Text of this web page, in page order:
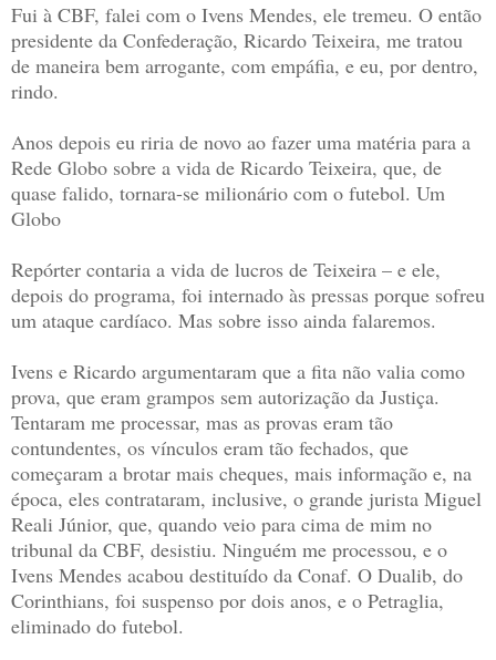
Fui à CBF, falei com o Ivens Mendes, ele tremeu. O então
presidente da Confederação, Ricardo Teixeira, me tratou
de maneira bem arrogante, com empáfia, e eu, por dentro,
rindo.
Anos depois eu riria de novo ao fazer uma matéria para a
Rede Globo sobre a vida de Ricardo Teixeira, que, de
quase falido, tornara-se milionário com o futebol. Um
Globo
Repórter contaria a vida de lucros de Teixeira – e ele,
depois do programa, foi internado às pressas porque sofreu
um ataque cardíaco. Mas sobre isso ainda falaremos.
Ivens e Ricardo argumentaram que a fita não valia como
prova, que eram grampos sem autorização da Justiça.
Tentaram me processar, mas as provas eram tão
contundentes, os vínculos eram tão fechados, que
começaram a brotar mais cheques, mais informação e, na
época, eles contrataram, inclusive, o grande jurista Miguel
Reali Júnior, que, quando veio para cima de mim no
tribunal da CBF, desistiu. Ninguém me processou, e o
Ivens Mendes acabou destituído da Conaf. O Dualib, do
Corinthians, foi suspenso por dois anos, e o Petraglia,
eliminado do futebol.